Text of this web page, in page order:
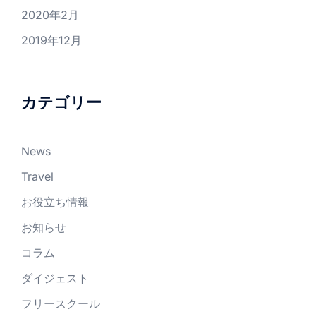
2020年2月
2019年12月
カテゴリー
News
Travel
お役立ち情報
お知らせ
コラム
ダイジェスト
フリースクール